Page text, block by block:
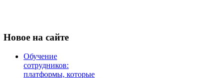
Новое на сайте
Обучение
сотрудников:
платформы, которые